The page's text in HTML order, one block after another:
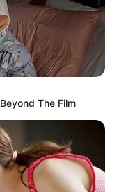
w 2013 roku,
filmowym
w czerwcu 2008.
do tematu kultowego
The Film